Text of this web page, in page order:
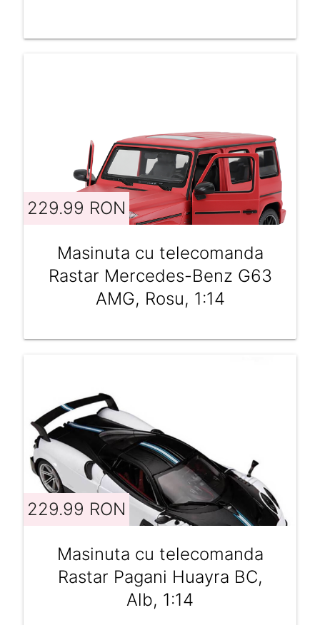
229.99 RON
Masinuta cu telecomanda
Rastar Mercedes-Benz G63
AMG, Rosu, 1:14
229.99 RON
Masinuta cu telecomanda
Rastar Pagani Huayra BC,
Alb, 1:14